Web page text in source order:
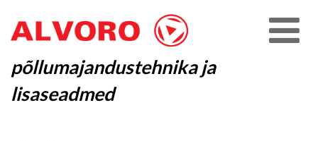
põllumajandustehnika ja
lisaseadmed